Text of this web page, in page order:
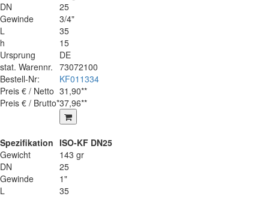
DN
25
Gewinde
3/4"
L
35
h
15
Ursprung
DE
stat. Warennr. 73072100
Bestell-Nr:
KF011334
Preis € / Netto 31,90**
Preis € / Brutto*37,96**
Spezifikation ISO-KF DN25
Gewicht
143 gr
DN
25
Gewinde
1"
L
35